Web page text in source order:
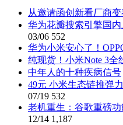
从邀请函创新看厂商
华为花瓣搜索引擎国
03/06 552
华为小米安心了！
纯现货！小米Note 3全
中年人的十种疾病信号
49元 小米生态链推弹
07/19 532
老机重生：谷歌重磅
12/14 1,187